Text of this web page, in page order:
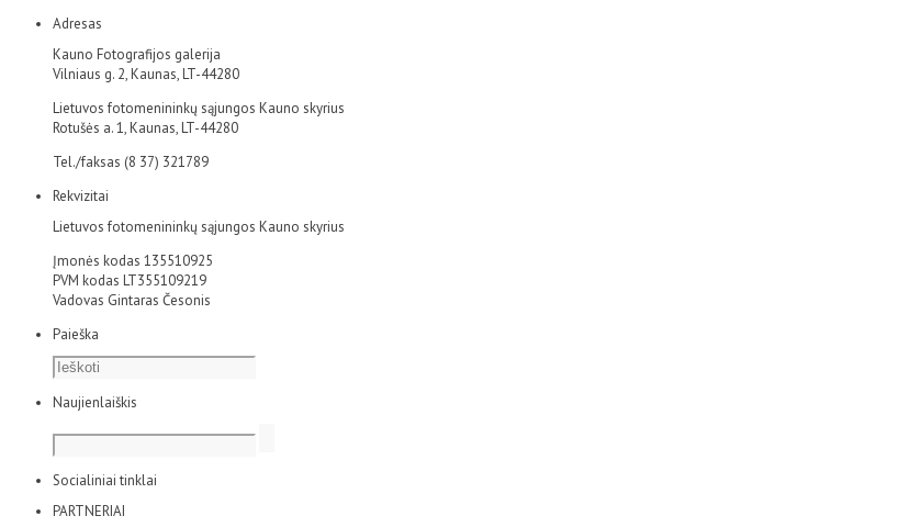
Adresas
Kauno Fotografijos galerija
Vilniaus g. 2, Kaunas, LT-44280
Lietuvos fotomenininkų sąjungos Kauno skyrius
Rotušės a. 1, Kaunas, LT-44280
Tel./faksas (8 37) 321789
Rekvizitai
Lietuvos fotomenininkų sąjungos Kauno skyrius
Įmonės kodas 135510925
PVM kodas LT355109219
Vadovas Gintaras Česonis
Paieška
Naujienlaiškis
Socialiniai tinklai
PARTNERIAI